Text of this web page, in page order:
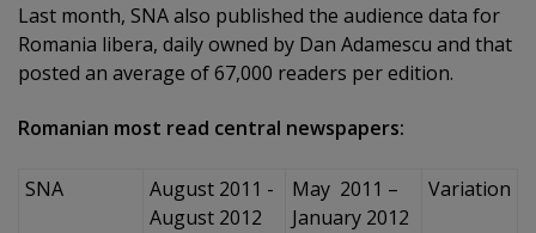
Last month, SNA also published the audience data for
Romania libera, daily owned by Dan Adamescu and that
posted an average of 67,000 readers per edition.
Romanian most read central newspapers:
SNA
August 2011 -
August 2012
May 2011 –
January 2012
Variation